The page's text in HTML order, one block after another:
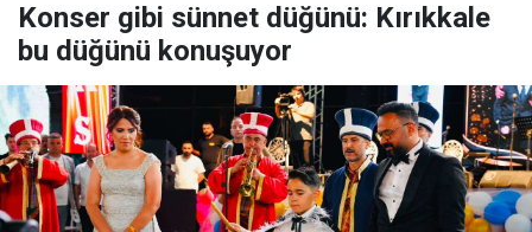
Konser gibi sünnet düğünü: Kırıkkale
bu düğünü konuşuyor